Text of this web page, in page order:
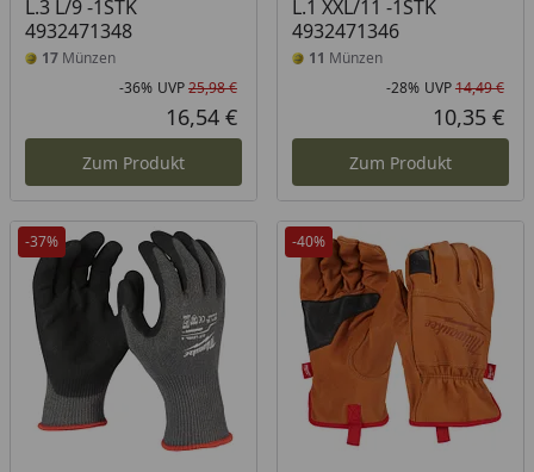
L.3 L/9 -1STK
4932471348
17 Münzen
Rabatt in Prozent
-36%
Ursprünglicher Preis
UVP25,98 €
Aktueller Preis
16,54 €
Zum Produkt
L.1 XXL/11 -1STK
4932471346
11 Münzen
-28% UVP14,49 €
10,35 €
Zum Produkt
-37% -40%